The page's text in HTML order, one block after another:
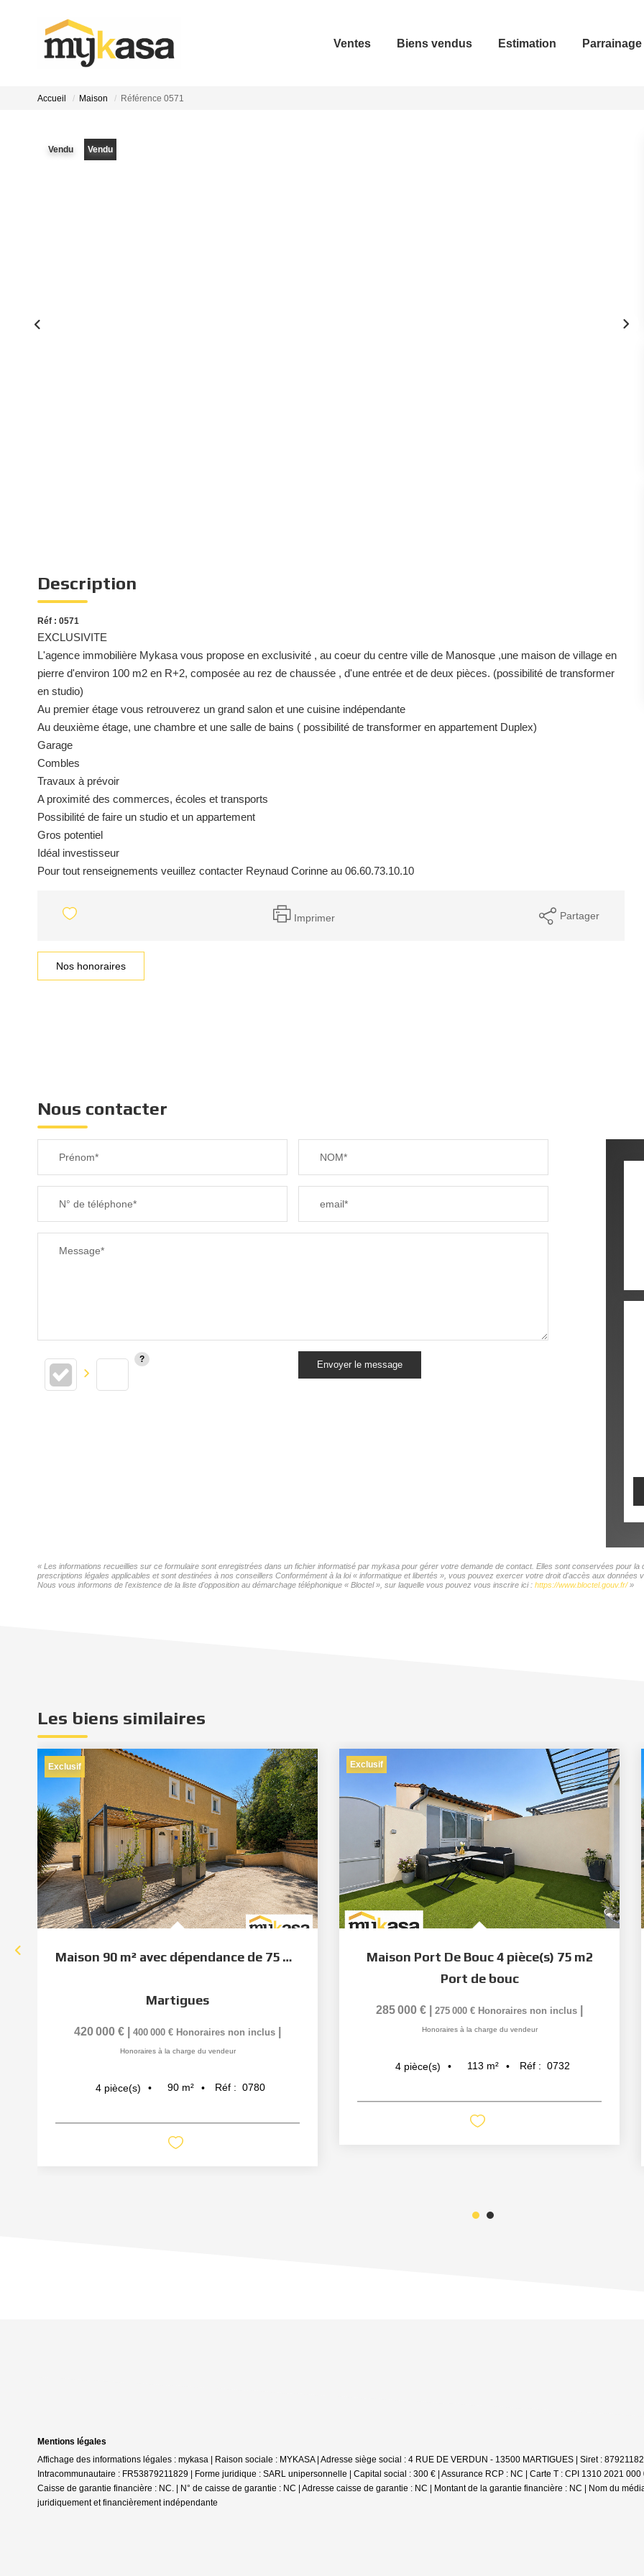
Ventes Biens vendus Estimation Parrainage
Accueil Maison Référence 0571
Vendu Vendu
Description
Réf : 0571
EXCLUSIVITE
L'agence immobilière Mykasa vous propose en exclusivité , au coeur du centre ville de Manosque ,une maison de village en
pierre d'environ 100 m2 en R+2, composée au rez de chaussée , d'une entrée et de deux pièces. (possibilité de transformer
en studio)
Au premier étage vous retrouverez un grand salon et une cuisine indépendante
Au deuxième étage, une chambre et une salle de bains ( possibilité de transformer en appartement Duplex)
Garage
Combles
Travaux à prévoir
A proximité des commerces, écoles et transports
Possibilité de faire un studio et un appartement
Gros potentiel
Idéal investisseur
Pour tout renseignements veuillez contacter Reynaud Corinne au 06.60.73.10.10
Imprimer Partager
Nos honoraires
Nous contacter
Prénom* NOM*
N° de téléphone* email*
Message*
Envoyer le message
« Les informations recueillies sur ce formulaire sont enregistrées dans un fichier informatisé par mykasa pour gérer votre demande de contact. Elles sont conservées pour
prescriptions légales applicables et sont destinées à nos conseillers Conformément à la loi « informatique et libertés », vous pouvez exercer votre droit d'accès aux
Nous vous informons de l'existence de la liste d'opposition au démarchage téléphonique « Bloctel », sur laquelle vous pouvez vous inscrire ici : https://www.bloctel.gouv.fr/»
Les biens similaires
Exclusif
Maison 90 m² avec dépendance de 75 m² ? Martigues
Martigues
420 000 € 400 000 € Honoraires non inclus
Honoraires à la charge du vendeur
4 pièce(s) 90 m² Réf : 0780
Exclusif
Maison Port De Bouc 4 pièce(s) 75 m2
Port de bouc
285 000 € 275 000 € Honoraires non inclus
Honoraires à la charge du vendeur
4 pièce(s) 113 m² Réf : 0732
Mentions légales
Affichage des informations légales : mykasa | Raison sociale : MYKASA | Adresse siège social : 4 RUE DE VERDUN - 13500 MARTIGUES | Siret :
Intracommunautaire : FR53879211829 | Forme juridique : SARL unipersonnelle | Capital social : 300 € | Assurance RCP : NC | Carte T : CPI 1310 2021
Caisse de garantie financière : NC. | N° de caisse de garantie : NC | Adresse caisse de garantie : NC | Montant de la garantie financière : NC | Nom du
juridiquement et financièrement indépendante